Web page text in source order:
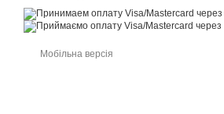
Мобільна версія